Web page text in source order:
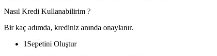
Nasıl Kredi Kullanabilirim ?
Bir kaç adımda, krediniz anında onaylanır.
1 Sepetini Oluştur